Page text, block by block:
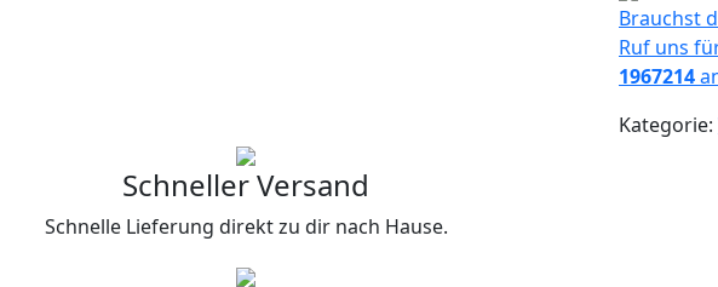
Brauchst
Ruf uns
1967214
Kategorie:
Schneller Versand
Schnelle Lieferung direkt zu dir nach Hause.